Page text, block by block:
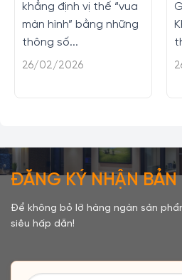
khẳng định vị thế “vua
màn hình” bằng những
thông số...
26/02/2026
ĐĂNG KÝ NHẬN BẢN
Để không bỏ lỡ hàng ngàn sản
siêu hấp dẫn!